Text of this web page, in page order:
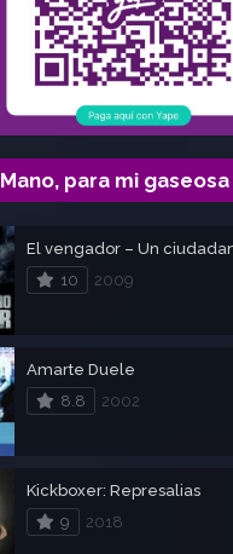
Mano, para mi
El vengador – Un
10
2009
Amarte Duele
8.8
2002
Kickboxer: Represalias
9
2018